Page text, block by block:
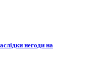
негоди на